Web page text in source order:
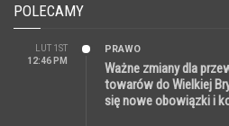
POLECAMY
LUT 1ST
12:46 PM
PRAWO
Ważne zmiany dla
towarów do Wielkiej
się nowe obowiązki i